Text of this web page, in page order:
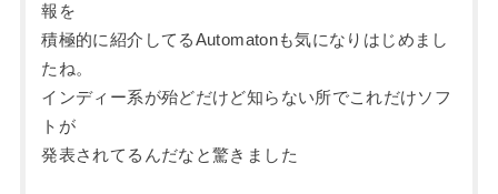
報を
積極的に紹介してるAutomatonも気になりはじめまし
たね。
インディー系が殆どだけど知らない所でこれだけソフ
トが
発表されてるんだなと驚きました